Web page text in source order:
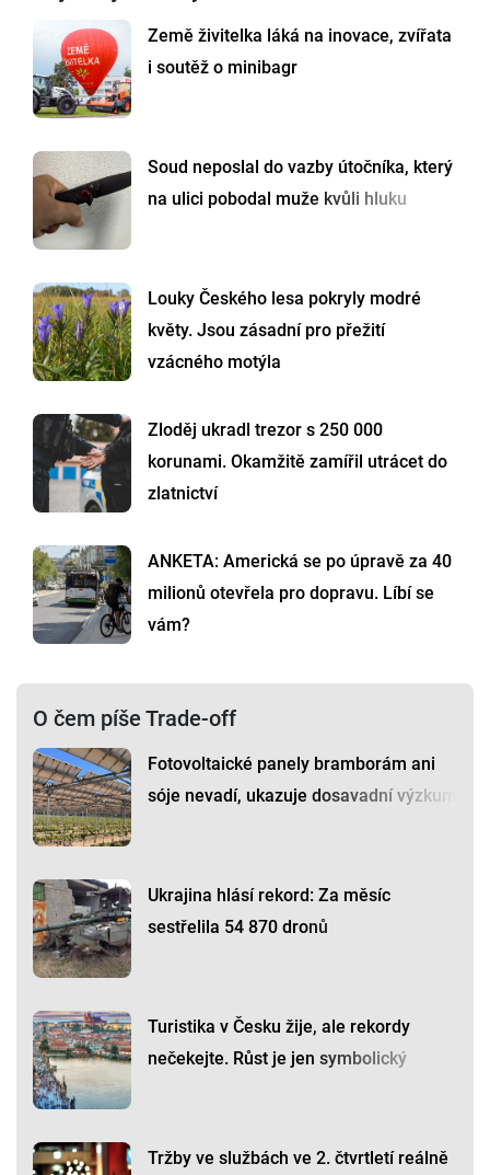
Země živitelka láká na inovace, zvířata
i soutěž o minibagr
Soud neposlal do vazby útočníka, který
na ulici pobodal muže kvůli hluku
Louky Českého lesa pokryly modré
květy. Jsou zásadní pro přežití
vzácného motýla
Zloděj ukradl trezor s 250 000
korunami. Okamžitě zamířil utrácet do
zlatnictví
ANKETA: Americká se po úpravě za 40
milionů otevřela pro dopravu. Líbí se
vám?
O čem píše Trade-off
Fotovoltaické panely bramborám ani
sóje nevadí, ukazuje dosavadní výzkum
Ukrajina hlásí rekord: Za měsíc
sestřelila 54 870 dronů
Turistika v Česku žije, ale rekordy
nečekejte. Růst je jen symbolický
Tržby ve službách ve 2. čtvrtletí reálně